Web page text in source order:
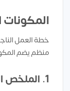
خطة العمل
منظم يضم
1. الملخص التنفيذي